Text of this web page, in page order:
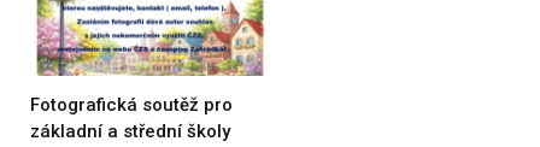
Fotografická soutěž pro
základní a střední školy